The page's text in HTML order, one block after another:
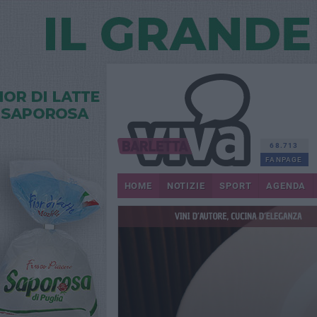
68.713
FANPAGE
HOME NOTIZIE SPORT AGENDA